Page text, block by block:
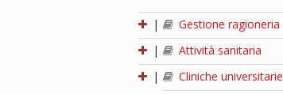
|
Gestione ragioneria
|
Attività sanitaria
|
Cliniche universitarie